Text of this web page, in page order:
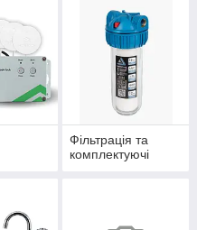
Фільтрація та
комплектуючі